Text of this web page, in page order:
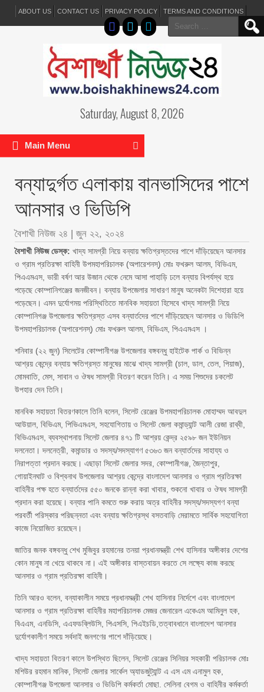
ABOUT US CONTACT US PRIVACY POLICY TERMS AND CONDITIONS
Search
for:
Saturday, August 8, 2026
Main Menu
বন্যাদুর্গত এলাকায় বানভাসিদের পাশে
আনসার ও ভিডিপি
বৈশাখী নিউজ ২৪ | জুন ২২, ২০২৪
বৈশাখী নিউজ ডেস্ক: খাদ্য সামগ্রী নিয়ে বন্যায় ক্ষতিগ্রস্তদের পাশে দাঁড়িয়েছেন আনসার
ও গ্রাম প্রতিরক্ষা বাহিনী উপমহাপরিচালক (অপারেশনস্) মোঃ ফখরুল আলম, বিভিএম,
পিএএমএস, ভারী বর্ষণ আর উজান থেকে নেমে আসা পাহাড়ি ঢলে বন্যায় বিপর্যস্থ হয়ে
পড়েছে কোম্পানিগঞ্জের জনজীবন। বন্যায় উপজেলার সাধারণ মানুষ অনেকটা দিশেহারা হয়ে
পড়েছেন। এমন দুর্যোগময় পরিস্থিতিতে মানবিক সহায়তা হিসেবে খাদ্য সামগ্রী নিয়ে
কোম্পানিগঞ্জ উপজেলার ক্ষতিগ্রস্ত এসব বন্যার্তদের পাশে দাঁড়িয়েছেন আনসার ও ভিডিপি
উপমহাপরিচালক (অপারেশনস্) মোঃ ফখরুল আলম, বিভিএম, পিএএমএস ।
শনিবার (২২ জুন) সিলেটের কোম্পানীগঞ্জ উপজেলার বঙ্গবন্ধু হাইটেক পার্ক ও বিভিন্ন
আশ্রয় কেন্দ্রে বন্যায় ক্ষতিগ্রস্ত মানুষের মাঝে খাদ্য সামগ্রী (চাল, ডাল, তেল, পিয়াজ),
মোমবাতি, মেস, সাবান ও ঔষধ সামগ্রী বিতরণ করেন তিনি। এ সময় শিশুদের চকলেট
উপহার দেন তিনি।
মানবিক সহায়তা বিতরণকালে তিনি বলেন, সিলেট রেঞ্জের উপমহাপরিচালক মোহাম্মদ আবদুল
আউয়াল, বিভিএম, পিভিএমএস, সহযোগিতায় ও সিলেট জেলা কমান্ড্যান্ট আলী রেজা রাব্বী,
বিভিএমএস, ব্যবস্থাপনায় সিলেট জেলার ৪৭১ টি আশ্রয় কেন্দ্র ২৫৯৮ জন ইউনিয়ন
দলনেতা। দলনেত্রী, কমান্ডার ও সদস্য/সদস্যাগণ ৫৩৬৩ জন বন্যার্তদের সাহায্য ও
নিরাপত্তা প্রদান করছে। এছাড়া সিলেট জেলার সদর, কোম্পানীগঞ্জ, জৈন্তাপুর,
গোয়াইনঘাট ও বিশ্বনাথ উপজেলার আশ্রয় কেন্দ্রে বাংলাদেশ আনসার ও গ্রাম প্রতিরক্ষা
বাহিনীর পক্ষ হতে বন্যার্তদের ৫৫০ জনকে রান্না করা খাবার, শুকনো খাবার ও ঔষধ সামগ্রী
প্রদান করা হয়েছে। বন্যার পানি কমতে শুরু করায় অত্র বাহিনীর সদস্য/সদস্যগণ বন্যা
পরবর্তী পরিস্কার পরিছন্নতা এবং বন্যায় ক্ষতিগ্রস্থ বসতবাড়ি মেরামতে সার্বিক সহযোগিতা
কাজে নিয়োজিত রয়েছেন।
জাতির জনক বঙ্গবন্ধু শেখ মুজিবুর রহমানের তনয়া প্রধানমন্ত্রী শেখ হাসিনার অঙ্গীকার দেশের
কোন মানুষ না খেয়ে থাকবে না। এই অঙ্গীকার বাস্তবায়ন করতে সে লক্ষ্যে কাজ করছে
আনসার ও গ্রাম প্রতিরক্ষা বাহিনী।
তিনি আরও বলেন, বন্যাকালীন সময়ে প্রধানমন্ত্রী শেখ হাসিনার নির্দেশে এবং বাংলাদেশ
আনসার ও গ্রাম প্রতিরক্ষা বাহিনীর মহাপরিচালক মেজর জেনারেল একেএম আমিনুল হক,
বিএএম, এনডিসি, এএফডব্লিউসি, পিএসসি, পিএইচডি,তত্বাবধানে বাংলাদেশ আনসার
দুর্যোগকালীণ সময়ে সর্বদাই জনগণের পাশে দাঁড়িয়েছে।
খাদ্য সহায়তা বিতরণ কালে উপস্থিত ছিলেন, সিলেট রেঞ্জের সিনিয়র সহকারী পরিচালক মোঃ
মশিউর রহমান মানিক, সিলেট জেলার সার্কেল অ্যাডজুট্যান্ট এ এস এম এনামুল হক,
কোম্পানীগঞ্জ উপজেলা আনসার ও ভিডিপি কর্মকর্তা মোছা. সেলিনা বেগম ও বাহিনীর কর্মকর্তা